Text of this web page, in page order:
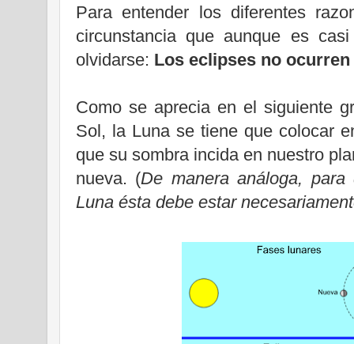
Para entender los diferentes
circunstancia que aunque es
olvidarse: Los eclipses no
Como se aprecia en el siguiente
Sol, la Lunase tiene que colocar
que su sombra incida en nuestro
nueva. (De manera análoga,
Luna ésta debe estar